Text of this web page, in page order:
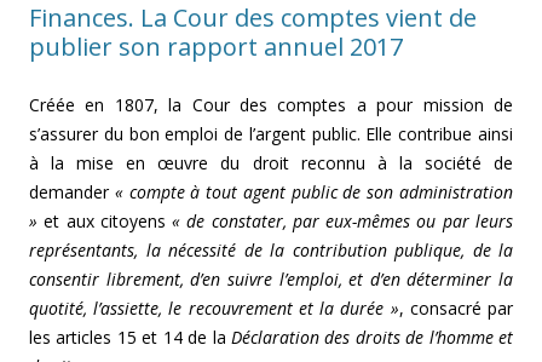
Finances. La Cour des comptes vient de
publier son rapport annuel 2017
Créée en 1807, la Cour des comptes a pour mission de
s’assurer du bon emploi de l’argent public. Elle contribue ainsi
à la mise en œuvre du droit reconnu à la société de
demander « compte à tout agent public de son administration
» et aux citoyens« de constater, par eux-mêmes ou par leurs
représentants, la nécessité de la contribution publique, de la
consentir librement, d’en suivre l’emploi, et d’en déterminer la
quotité, l’assiette, le recouvrement et la durée », consacré par
les articles 15 et 14 de la Déclaration des droits de l’homme et